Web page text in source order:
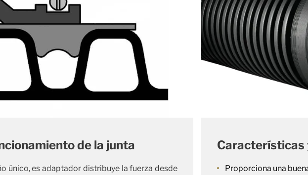
de la junta
único, es adaptador distribuye la fuerza desde
Características
Proporciona una